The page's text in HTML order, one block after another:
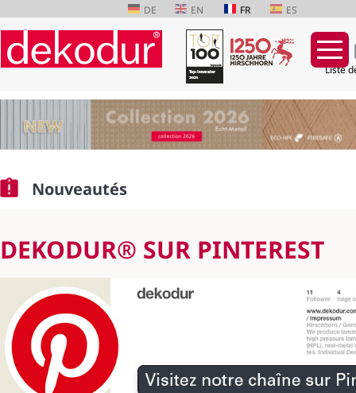
DE EN FR ES
Liste
Aller
contenu
Nouveautés
DEKODUR® SUR PINTEREST